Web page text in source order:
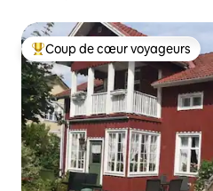
Coups de cœur voyageurs les
Coup de cœur voyageurs